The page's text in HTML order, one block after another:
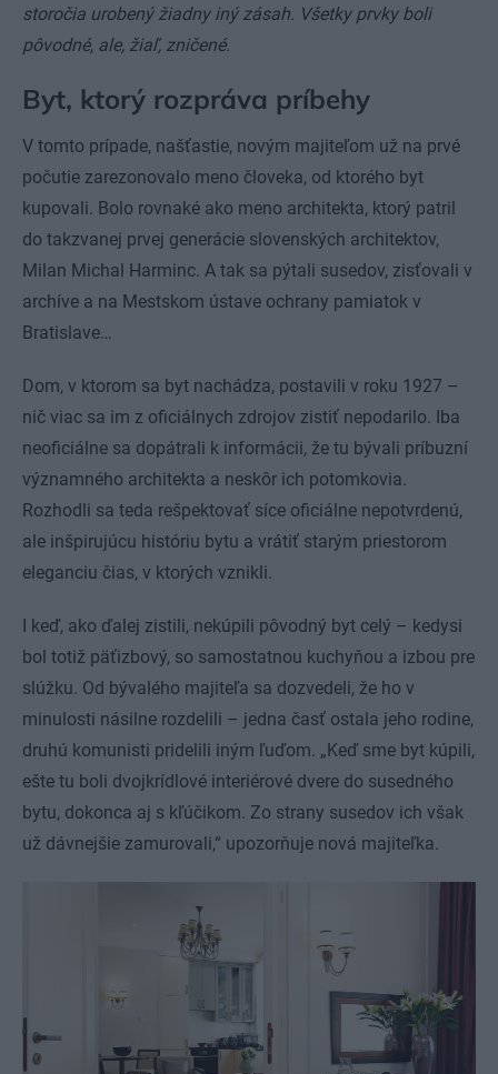
storočia urobený žiadny iný zásah. Všetky prvky boli
pôvodné, ale, žiaľ, zničené.
Byt, ktorý rozpráva príbehy
V tomto prípade, našťastie, novým majiteľom už na prvé
počutie zarezonovalo meno človeka, od ktorého byt
kupovali. Bolo rovnaké ako meno architekta, ktorý patril
do takzvanej prvej generácie slovenských architektov,
Milan Michal Harminc. A tak sa pýtali susedov, zisťovali v
archíve a na Mestskom ústave ochrany pamiatok v
Bratislave…
Dom, v ktorom sa byt nachádza, postavili v roku 1927 –
nič viac sa im z oficiálnych zdrojov zistiť nepodarilo. Iba
neoficiálne sa dopátrali k informácii, že tu bývali príbuzní
významného architekta a neskôr ich potomkovia.
Rozhodli sa teda rešpektovať síce oficiálne nepotvrdenú,
ale inšpirujúcu históriu bytu a vrátiť starým priestorom
eleganciu čias, v ktorých vznikli.
I keď, ako ďalej zistili, nekúpili pôvodný byt celý – kedysi
bol totiž päťizbový, so samostatnou kuchyňou a izbou pre
slúžku. Od bývalého majiteľa sa dozvedeli, že ho v
minulosti násilne rozdelili – jedna časť ostala jeho rodine,
druhú komunisti pridelili iným ľuďom. „Keď sme byt kúpili,
ešte tu boli dvojkrídlové interiérové dvere do susedného
bytu, dokonca aj s kľúčikom. Zo strany susedov ich však
už dávnejšie zamurovali,“ upozorňuje nová majiteľka.